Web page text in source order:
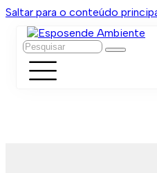
Saltar para o conteúdo
Pesquisar